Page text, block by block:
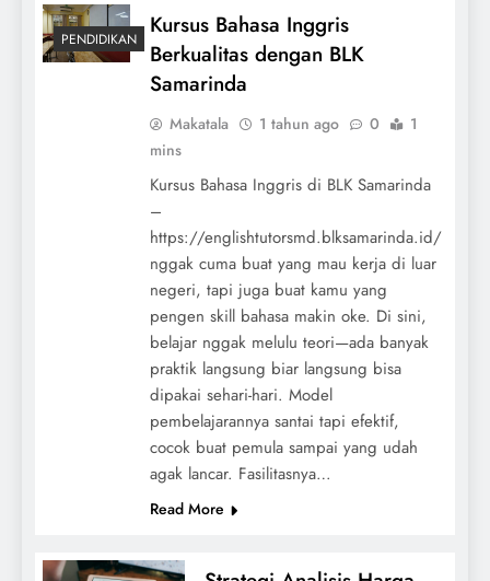
PENDIDIKAN
Kursus Bahasa Inggris
Berkualitas dengan BLK
Samarinda
Makatala 1 tahun ago 0
1
mins
Kursus Bahasa Inggris di BLK Samarinda
–
https://englishtutorsmd.blksamarinda.id/
nggak cuma buat yang mau kerja di luar
negeri, tapi juga buat kamu yang
pengen skill bahasa makin oke. Di sini,
belajar nggak melulu teori—ada banyak
praktik langsung biar langsung bisa
dipakai sehari-hari. Model
pembelajarannya santai tapi efektif,
cocok buat pemula sampai yang udah
agak lancar. Fasilitasnya…
Read More